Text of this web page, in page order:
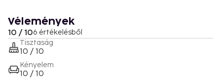
Vélemények
10 / 106 értékelésből
Tisztaság
10 / 10
Kényelem
10 / 10